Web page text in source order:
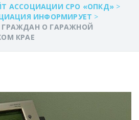
АССОЦИАЦИИ СРО «ОПКД» >
ИНФОРМИРУЕТ >
ГРАЖДАН О ГАРАЖНОЙ
КРАЕ